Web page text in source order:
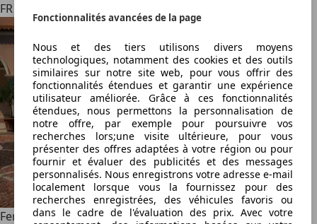
FR 76150
Ferrari LaFerrariWarranty until 2028 - Full history
Fonctionnalités avancées de la page
Nous et des tiers utilisons divers moyens
technologiques, notamment des cookies et des outils
similaires sur notre site web, pour vous offrir des
fonctionnalités étendues et garantir une expérience
utilisateur améliorée. Grâce à ces fonctionnalités
étendues, nous permettons la personnalisation de
notre offre, par exemple pour poursuivre vos
recherches lors;une visite ultérieure, pour vous
présenter des offres adaptées à votre région ou pour
fournir et évaluer des publicités et des messages
personnalisés. Nous enregistrons votre adresse e-mail
localement lorsque vous la fournissez pour des
recherches enregistrées, des véhicules favoris ou
dans le cadre de l'évaluation des prix. Avec votre